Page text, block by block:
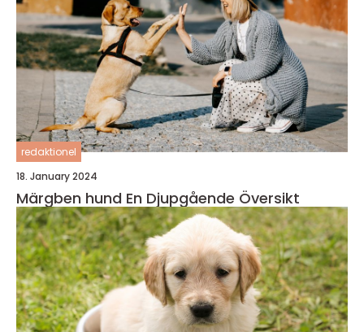
redaktionel
18. January 2024
Märgben hund En Djupgående Översikt